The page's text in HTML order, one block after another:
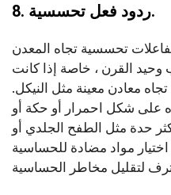
8. ردود فعل تحسسية.
تحسسية تجاه المعدن
القرن ، خاصة إذا كانت
معادن معينة مثل النيكل.
على شكل احمرار أو حكة أو
حدة مثل الطفح الجلدي أو
اختيار مواد مضادة للحساسية